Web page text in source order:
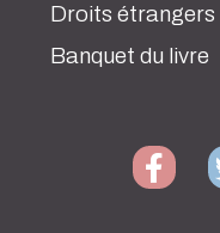
Droits étrangers
Banquet du livre